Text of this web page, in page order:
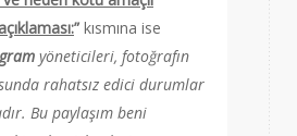
” kısmına ise
yöneticileri, fotoğrafın
rahatsız edici durumlar
Bu paylaşım beni